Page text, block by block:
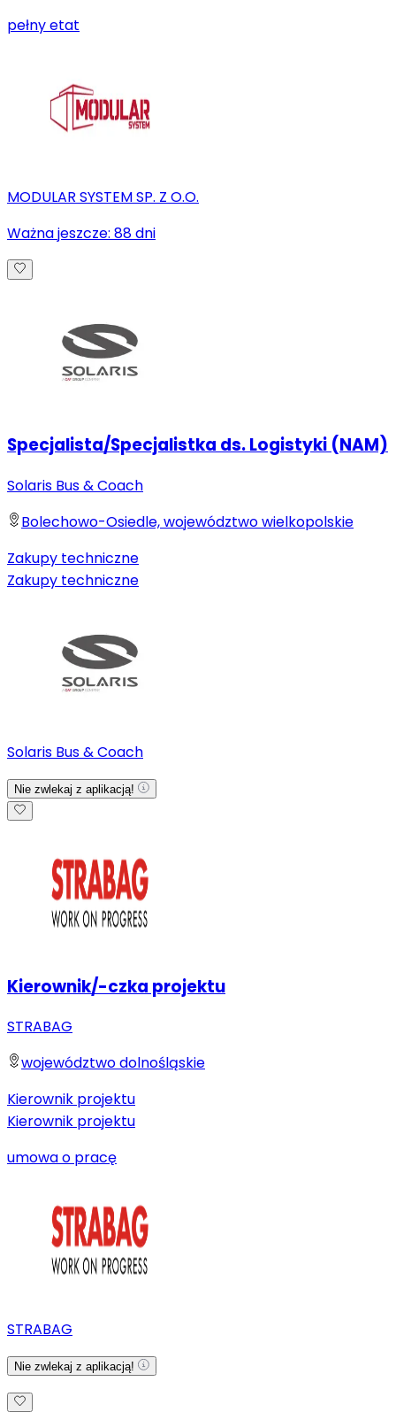
pełny etat
MODULAR SYSTEM SP. Z O.O.
Ważna jeszcze: 88dni
Specjalista/Specjalistka ds. Logistyki (NAM)
Solaris Bus & Coach
Bolechowo-Osiedle, województwo wielkopolskie
Zakupy techniczne
Zakupy techniczne
Solaris Bus & Coach
Nie zwlekaj z aplikacją!
Kierownik/-czka projektu
STRABAG
województwo dolnośląskie
Kierownik projektu
Kierownik projektu
umowa o pracę
STRABAG
Nie zwlekaj z aplikacją!